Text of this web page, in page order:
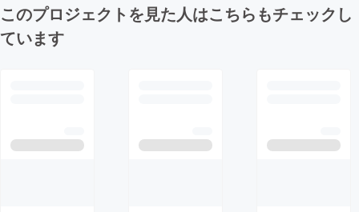
このプロジェクトを見た人はこちらもチェックし
ています